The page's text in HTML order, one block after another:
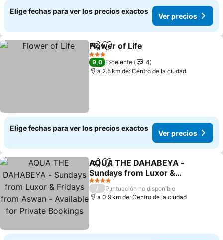
Elige fechas para ver los precios exactos
Ver precios
CompartirAgregar a favoritos
Flower of Life
3 Estrellas
9,0 Excelente
4
a 2.5 km de: Centro de la ciudad
Elige fechas para ver los precios exactos
Ver precios
CompartirAgregar a favoritos
AQUA THE DAHABEYA -
Sundays from Luxor &
Fridays from Aswan -
Available for Private
Bookings
Ver precios
4 Estrellas
/
Puntuación no disponible
a 0.9 km de: Centro de la ciudad